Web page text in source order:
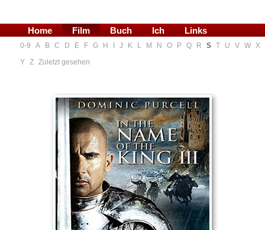
Home Film Buch Ich Links
0-9 A B C D E F G H J K L M N O P Q R S T U V W X
Y Z Zuletzt gesehen